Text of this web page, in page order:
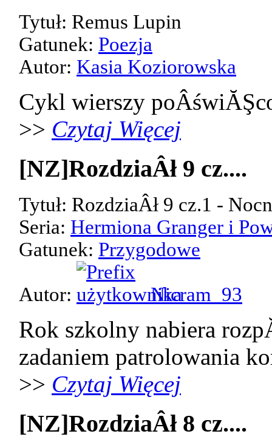
Tytuł: Remus Lupin
Gatunek: Poezja
Autor: Kasia Koziorowska
Cykl wierszy
>> Czytaj Więcej
[NZ]RozdziaÂł 9 cz....
Tytuł: RozdziaÂł 9 cz.1 -
Seria: Hermiona Granger i
Gatunek: Przygodowe
Autor: Nicram_93
Rok szkolny nabiera
zadaniem patrolowania
>> Czytaj Więcej
[NZ]RozdziaÂł 8 cz....